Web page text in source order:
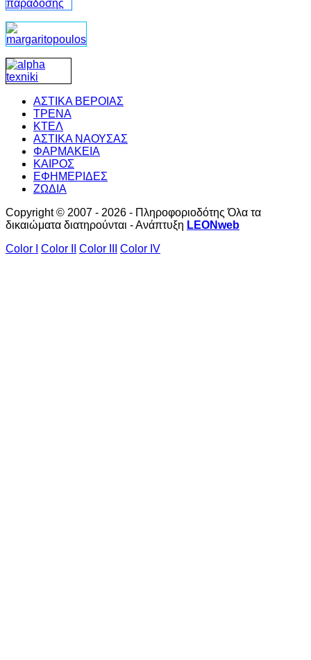
ΑΣΤΙΚΑ ΒΕΡΟΙΑΣ
ΤΡΕΝΑ
ΚΤΕΛ
ΑΣΤΙΚΑ ΝΑΟΥΣΑΣ
ΦΑΡΜΑΚΕΙΑ
ΚΑΙΡΟΣ
ΕΦΗΜΕΡΙΔΕΣ
ΖΩΔΙΑ
Copyright © 2007 - 2026 - Πληροφοριοδότης Όλα τα
δικαιώματα διατηρούνται - Ανάπτυξη LEONweb
Color I
Color II Color III Color IV